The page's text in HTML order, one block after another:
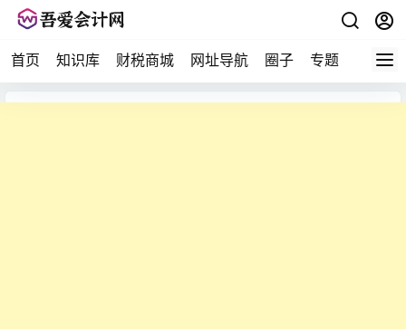
首页 知识库 财税商城 网址导航 圈子 专题 会计问